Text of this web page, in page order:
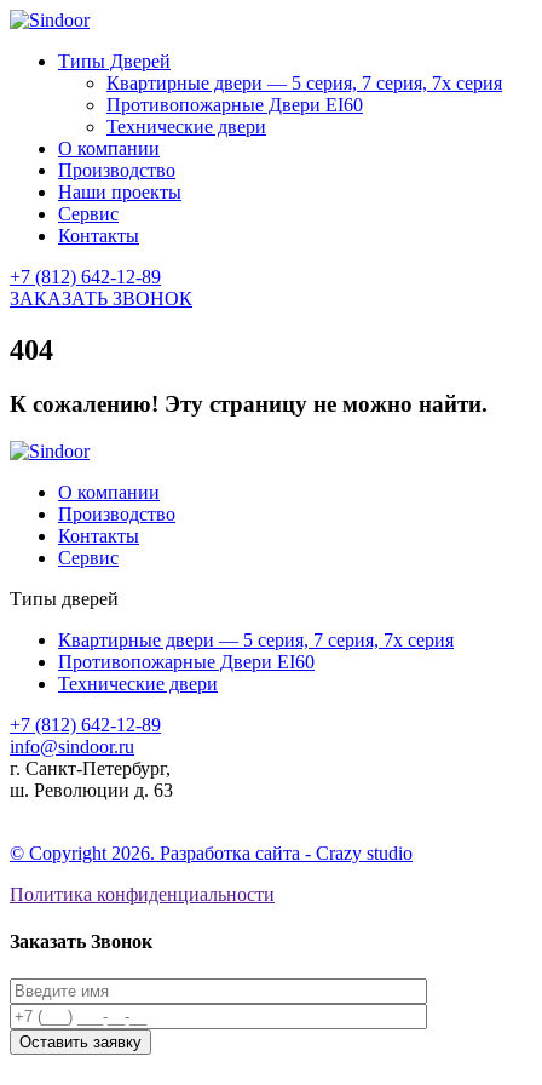
Типы Дверей
Квартирные двери — 5 серия, 7 серия, 7х серия
Противопожарные Двери EI60
Технические двери
О компании
Производство
Наши проекты
Сервис
Контакты
+7 (812) 642-12-89
ЗАКАЗАТЬ ЗВОНОК
404
К сожалению! Эту страницу не можно найти.
О компании
Производство
Контакты
Сервис
Типы дверей
Квартирные двери — 5 серия, 7 серия, 7х серия
Противопожарные Двери EI60
Технические двери
+7 (812) 642-12-89
info@sindoor.ru
г. Санкт-Петербург,
ш. Революции д. 63
© Copyright 2026. Разработка сайта - Сrazy studio
Политика конфиденциальности
Заказать Звонок